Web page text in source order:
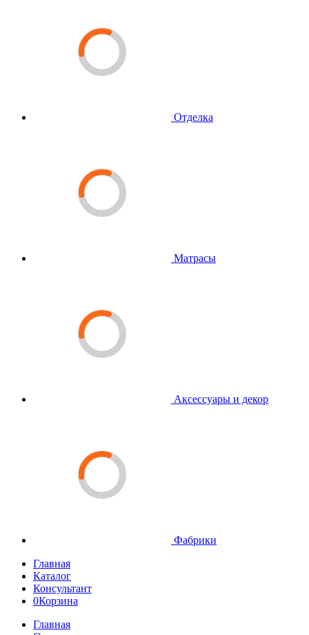
Отделка
Матрасы
Аксессуары и декор
Фабрики
Главная
Каталог
Консультант
0Корзина
Главная